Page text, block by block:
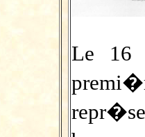
Le 16